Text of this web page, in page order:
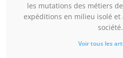
les mutations des métiers
expéditions en milieu isolé et
société.
Voir tous les